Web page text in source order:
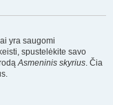
yra saugomi
spustelėkite savo
Asmeninis skyrius. Čia